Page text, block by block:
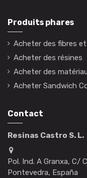
Produits phares
Acheter des fibres
Acheter des résines
Acheter des
Acheter Sandwich
Contact
Resinas Castro S. L.
Pol. Ind. A Granxa, C/
Pontevedra, España